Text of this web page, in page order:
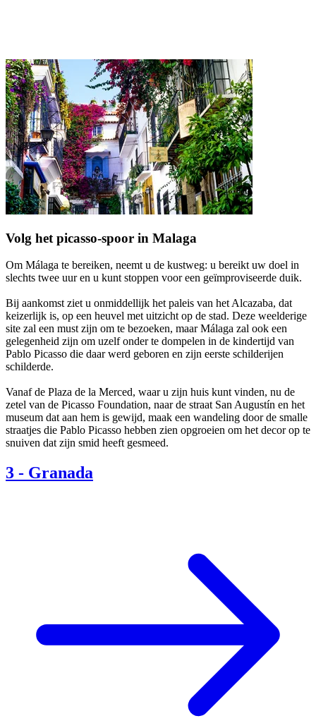
Volg het picasso-spoor in Malaga
Om Málaga te bereiken, neemt u de kustweg: u bereikt uw doel in
slechts twee uur en u kunt stoppen voor een geïmproviseerde duik.
Bij aankomst ziet u onmiddellijk het paleis van het Alcazaba, dat
keizerlijk is, op een heuvel met uitzicht op de stad. Deze weelderige
site zal een must zijn om te bezoeken, maar Málaga zal ook een
gelegenheid zijn om uzelf onder te dompelen in de kindertijd van
Pablo Picasso die daar werd geboren en zijn eerste schilderijen
schilderde.
Vanaf de Plaza de la Merced, waar u zijn huis kunt vinden, nu de
zetel van de Picasso Foundation, naar de straat San Augustín en het
museum dat aan hem is gewijd, maak een wandeling door de smalle
straatjes die Pablo Picasso hebben zien opgroeien om het decor op te
snuiven dat zijn smid heeft gesmeed.
3 - Granada